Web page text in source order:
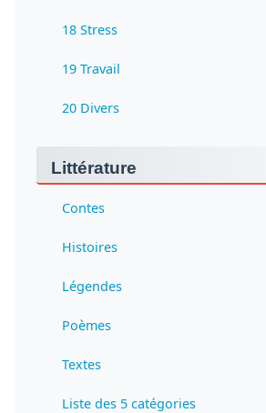
18 Stress
19 Travail
20 Divers
Littérature
Contes
Histoires
Légendes
Poèmes
Textes
Liste des 5 catégories